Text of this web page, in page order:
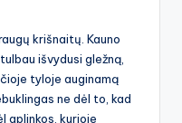
krišnaitų. Kauno
išvydusi gležną,
tyloje auginamą
ne dėl to, kad
aplinkos, kurioje